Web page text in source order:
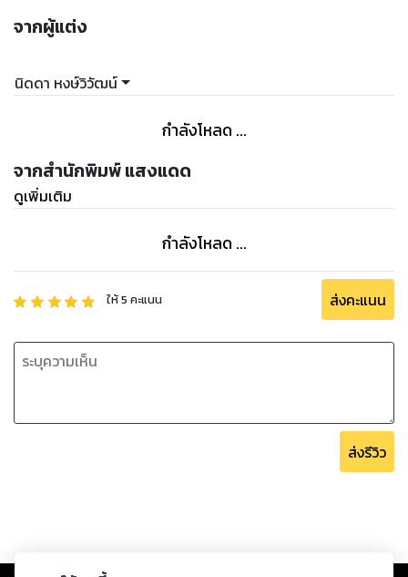
จากผู้แต่ง
นิดดา หงษ์วิวัฒน์
กำลังโหลด ...
จากสำนักพิมพ์ แสงแดด
ดูเพิ่มเติม
กำลังโหลด ...
ให้5 คะแนน ส่งคะแนน
ส่งรีวิว
Copyright © 2026